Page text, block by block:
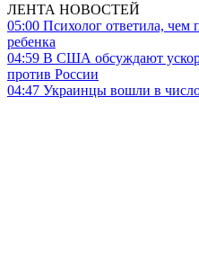
ЛЕНТА НОВОСТЕЙ
05:00 Психолог ответила, чем
ребенка
04:59 В США обсуждают
против России
04:47 Украинцы вошли в